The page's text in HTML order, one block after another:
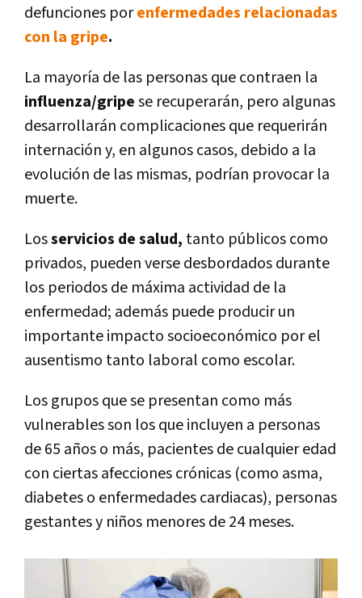
defunciones porenfermedades relacionadas
con la gripe.
La mayoría de las personas que contraen la
influenza/gripese recuperarán, pero algunas
desarrollarán complicaciones que requerirán
internación y, en algunos casos, debido a la
evolución de las mismas, podrían provocar la
muerte.
Losservicios de salud, tanto públicos como
privados, pueden verse desbordados durante
los periodos de máxima actividad de la
enfermedad; además puede producir un
importante impacto socioeconómico por el
ausentismo tanto laboral como escolar.
Los grupos que se presentan como más
vulnerables son los que incluyen a personas
de 65 años o más, pacientes de cualquier edad
con ciertas afecciones crónicas (como asma,
diabetes o enfermedades cardiacas), personas
gestantes y niños menores de 24 meses.